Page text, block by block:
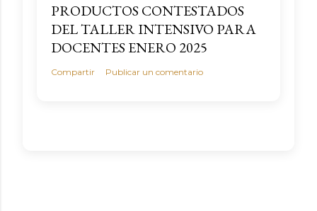
PRODUCTOS CONTESTADOS
DEL TALLER INTENSIVO PARA
DOCENTES ENERO 2025
Compartir Publicar un comentario